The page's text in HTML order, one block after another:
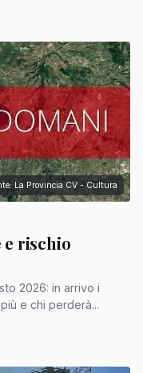
La Provincia CV - Cultura
e rischio
2026: in arrivo i
e chi perderà...